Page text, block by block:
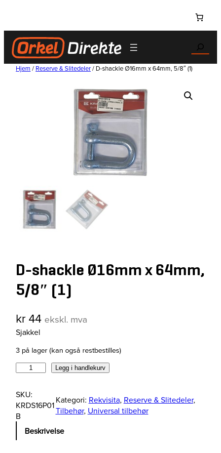
innhold
Search
Hjem / Reserve & Slitedeler/ D-shackle Ø16mm x 64mm, 5/8″ (1)
D-shackle Ø16mm x 64mm,
5/8″ (1)
kr44 ekskl. mva
Sjakkel
3 på lager (kan også restbestilles)
s
h
a
c
l
Legg i handlekurv
SKU:
KRDS16P01
B
Kategori: Rekvisita, Reserve & Slitedeler
Tilbehør, Universal tilbehør
Beskrivelse